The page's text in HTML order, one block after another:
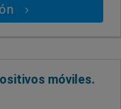
móviles.